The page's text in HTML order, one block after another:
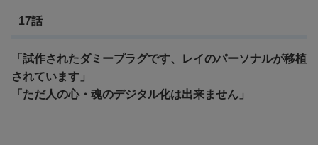
17話
「試作されたダミープラグです、レイのパーソナルが移植
されています」
「ただ人の心・魂のデジタル化は出来ません」